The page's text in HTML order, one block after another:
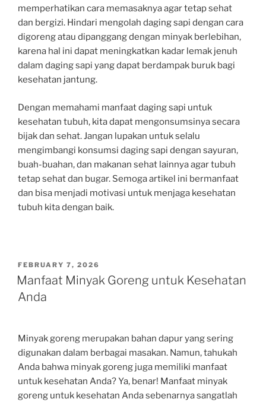
memperhatikan cara memasaknya agar tetap sehat
dan bergizi. Hindari mengolah daging sapi dengan cara
digoreng atau dipanggang dengan minyak berlebihan,
karena hal ini dapat meningkatkan kadar lemak jenuh
dalam daging sapi yang dapat berdampak buruk bagi
kesehatan jantung.
Dengan memahami manfaat daging sapi untuk
kesehatan tubuh, kita dapat mengonsumsinya secara
bijak dan sehat. Jangan lupakan untuk selalu
mengimbangi konsumsi daging sapi dengan sayuran,
buah-buahan, dan makanan sehat lainnya agar tubuh
tetap sehat dan bugar. Semoga artikel ini bermanfaat
dan bisa menjadi motivasi untuk menjaga kesehatan
tubuh kita dengan baik.
POSTED
ON
FEBRUARY 7, 2026
Manfaat Minyak Goreng untuk Kesehatan
Anda
Minyak goreng merupakan bahan dapur yang sering
digunakan dalam berbagai masakan. Namun, tahukah
Anda bahwa minyak goreng juga memiliki manfaat
untuk kesehatan Anda? Ya, benar! Manfaat minyak
goreng untuk kesehatan Anda sebenarnya sangatlah